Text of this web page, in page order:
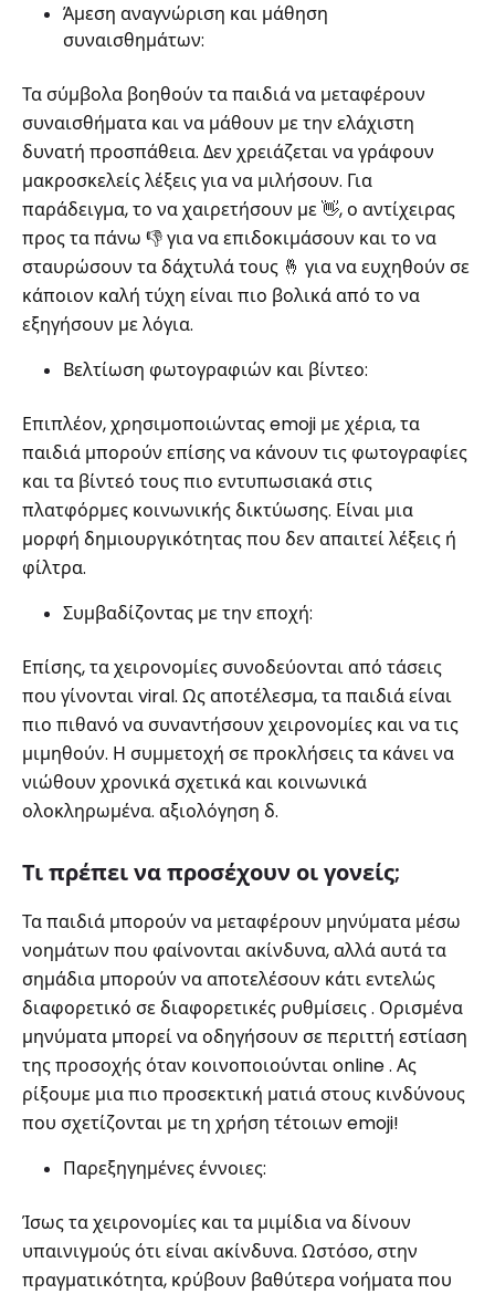
Άμεση αναγνώριση και μάθηση
συναισθημάτων:
Τα σύμβολα βοηθούν τα παιδιά να μεταφέρουν
συναισθήματα και να μάθουν με την ελάχιστη
δυνατή προσπάθεια. Δεν χρειάζεται να γράφουν
μακροσκελείς λέξεις για να μιλήσουν. Για
παράδειγμα, το να χαιρετήσουν με 👋, ο αντίχειρας
προς τα πάνω 👎 για να επιδοκιμάσουν και το να
σταυρώσουν τα δάχτυλά τους 🤞 για να ευχηθούν σε
κάποιον καλή τύχη είναι πιο βολικά από το να
εξηγήσουν με λόγια.
Βελτίωση φωτογραφιών και βίντεο:
Επιπλέον, χρησιμοποιώντας emoji με χέρια, τα
παιδιά μπορούν επίσης να κάνουν τις φωτογραφίες
και τα βίντεό τους πιο εντυπωσιακά στις
πλατφόρμες κοινωνικής δικτύωσης. Είναι μια
μορφή δημιουργικότητας που δεν απαιτεί λέξεις ή
φίλτρα.
Συμβαδίζοντας με την εποχή:
Επίσης, τα χειρονομίες συνοδεύονται από τάσεις
που γίνονται viral. Ως αποτέλεσμα, τα παιδιά είναι
πιο πιθανό να συναντήσουν χειρονομίες και να τις
μιμηθούν. Η συμμετοχή σε προκλήσεις τα κάνει να
νιώθουν χρονικά σχετικά και κοινωνικά
ολοκληρωμένα. αξιολόγηση δ.
Τι πρέπει να προσέχουν οι γονείς;
Τα παιδιά μπορούν να μεταφέρουν μηνύματα μέσω
νοημάτων που φαίνονται ακίνδυνα, αλλά αυτά τα
σημάδια μπορούν να αποτελέσουν κάτι εντελώς
διαφορετικό σε διαφορετικές ρυθμίσεις . Ορισμένα
μηνύματα μπορεί να οδηγήσουν σε περιττή εστίαση
της προσοχής όταν κοινοποιούνται online . Ας
ρίξουμε μια πιο προσεκτική ματιά στους κινδύνους
που σχετίζονται με τη χρήση τέτοιων emoji!
Παρεξηγημένες έννοιες:
Ίσως τα χειρονομίες και τα μιμίδια να δίνουν
υπαινιγμούς ότι είναι ακίνδυνα. Ωστόσο, στην
πραγματικότητα, κρύβουν βαθύτερα νοήματα που